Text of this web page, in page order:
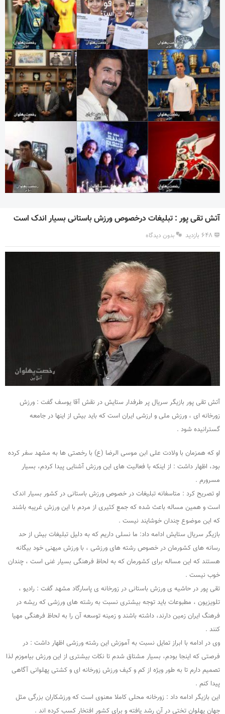
آتش تقی پور : تبلیغات درخصوص ورزش باستانی بسیار اندک است
۶۴۸ بازدید بدون دیدگاه
آتش تقی پور بازیگر سریال پر طرفدار ستایش در نقش آقا یوسف گفت : ورزش
زورخانه ای ، ورزش ملی و ارزشی ایران است که باید بیش از اینها در جامعه
گسترانیده شود .
او که همزمان با ولادت علی ابن موسی الرضا (ع) با رخصتی ها به مشهد سفر کرده
بود، اظهار داشت : از اینکه با فعالیت های این ورزش آشنایی پیدا کردم، بسیار
مسرورم .
او تصریح کرد : متاسفانه تبلیغات در خصوص ورزش باستانی در کشور بسیار اندک
است و همین مساله باعث شده که جمع کثیری از مردم با این ورزش غریبه باشند
که این موضوع چندان خوشایند نیست .
بازیگر سریال ستایش ادامه داد: ما نسلی داریم که به دلیل تبلیغات بیش از حد
رسانه های کشورمان در خصوص رشته های ورزشی ، با ورزش میهنی خود بیگانه
هستند که این مساله برای کشورمان که به لحاظ فرهنگی بسیار غنی است ، چندان
خوب نیست .
تقی پور در حاشیه ی ورزش باستانی در زورخانه ی پاسارگاد مشهد گفت : رادیو ،
تلویزیون ، مطبوعات باید توجه بیشتری نسبت به رشته های ورزشی که ریشه در
فرهنگ ایران زمین دارند، داشته باشند و زمینه توسعه آن را به لحاظ فرهنگی مهیا
کنند .
وی در ادامه با ابراز تمایل نسبت به آموزش این رشته ورزشی اظهار داشت : در
فرصتی که اینجا بودم، بسیار مشتاق شدم تا نکات بیشتری از این ورزش بیاموزم لذا
تصمیم دارم تا به طور ویژه از کم و کیف ورزش زورخانه ای و کشتی پهلوانی آگاهی
پیدا کنم .
این بازیگر ادامه داد : زورخانه محلی کاملا معنوی است که ورزشکاران بزرگی مثل
جهان پهلوان تختی در آن رشد یافته و برای کشور افتخار کسب کرده اند .